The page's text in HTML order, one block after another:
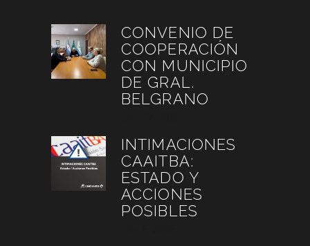
CONVENIO DE
COOPERACIÓN
CON MUNICIPIO
DE GRAL.
BELGRANO
INTIMACIONES
CAAITBA:
ESTADO Y
ACCIONES
POSIBLES